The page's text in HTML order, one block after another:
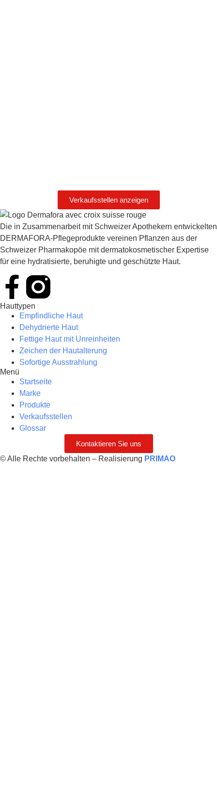
Verkaufsstellen anzeigen
Die in Zusammenarbeit mit Schweizer Apothekern entwickelten
DERMAFORA-Pflegeprodukte vereinen Pflanzen aus der
Schweizer Pharmakopöe mit dermatokosmetischer Expertise
für eine hydratisierte, beruhigte und geschützte Haut.
Hauttypen
Empfindliche Haut
Dehydrierte Haut
Fettige Haut mit Unreinheiten
Zeichen der Hautalterung
Sofortige Ausstrahlung
Menü
Startseite
Marke
Produkte
Verkaufsstellen
Glossar
Kontaktieren Sie uns
© Alle Rechte vorbehalten – Realisierung PRIMAO